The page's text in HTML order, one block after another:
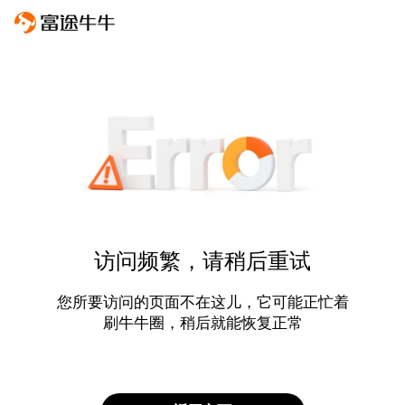
访问频繁，请稍后重试
您所要访问的页面不在这儿，它可能正忙着
刷牛牛圈，稍后就能恢复正常